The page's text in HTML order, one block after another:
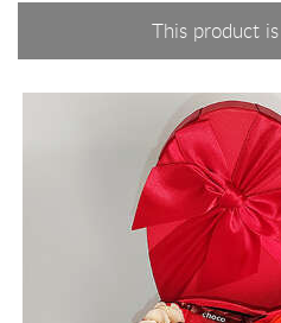
This product